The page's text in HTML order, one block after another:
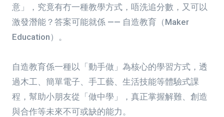
意」，究竟有冇一種教學方式，唔洗追分數，又可以
激發潛能？答案可能就係 —— 自造教育（Maker
Education）。
自造教育係一種以「動手做」為核心的學習方式，透
過木工、簡單電子、手工藝、生活技能等體驗式課
程，幫助小朋友從「做中學」，真正掌握解難、創造
與合作等未來不可或缺的能力。